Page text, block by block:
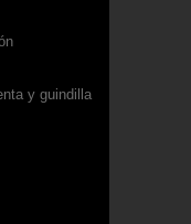
y guindilla